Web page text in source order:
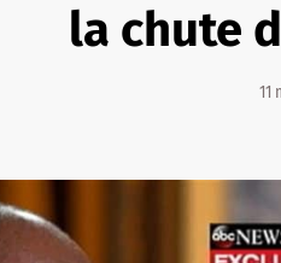
la chute
11